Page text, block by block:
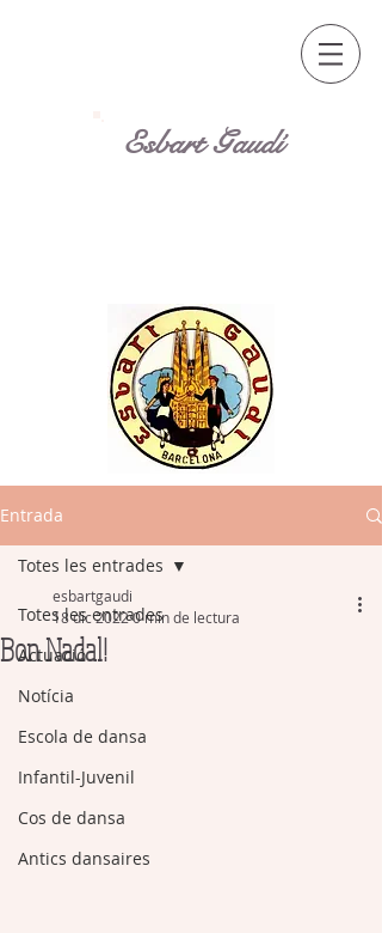
Esbart Gaudí
Entrada
Totes les entrades
Actuació
Notícia
Escola de dansa
Infantil-Juvenil
Cos de dansa
Antics dansaires
Totes les entrades
Bon Nadal!
esbartgaudi
18 dic 20220 min de lectura